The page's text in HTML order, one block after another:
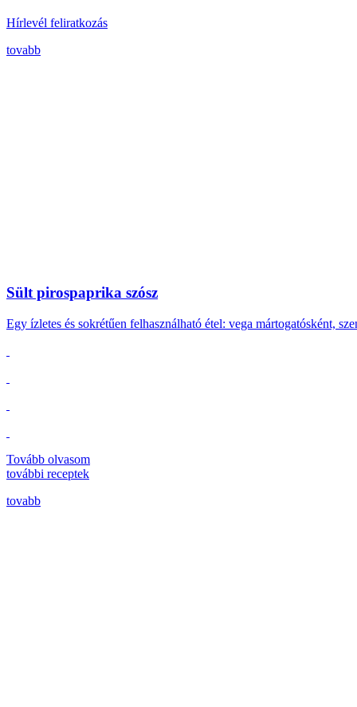
Hírlevél feliratkozás
tovabb
Sült pirospaprika szósz
Egy ízletes és sokrétűen felhasználható étel: vega mártogatósként,
Tovább olvasom
további receptek
tovabb